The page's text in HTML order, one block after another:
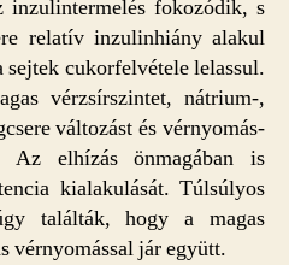
inzulintermelés fokozódik, s
relatív inzulinhiány alakul
cukorfelvétele lelassul.
vérzsírszintet, nátrium-,
változást és vérnyomás-
Az elhízás önmagában is
kialakulását. Túlsúlyos
találták, hogy a magas
vérnyomással jár együtt.